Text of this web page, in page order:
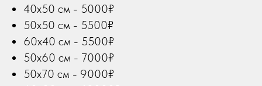
40х50 см - 5000₽
50х50 см - 5500₽
60х40 см - 5500₽
50х60 см - 7000₽
50х70 см - 9000₽